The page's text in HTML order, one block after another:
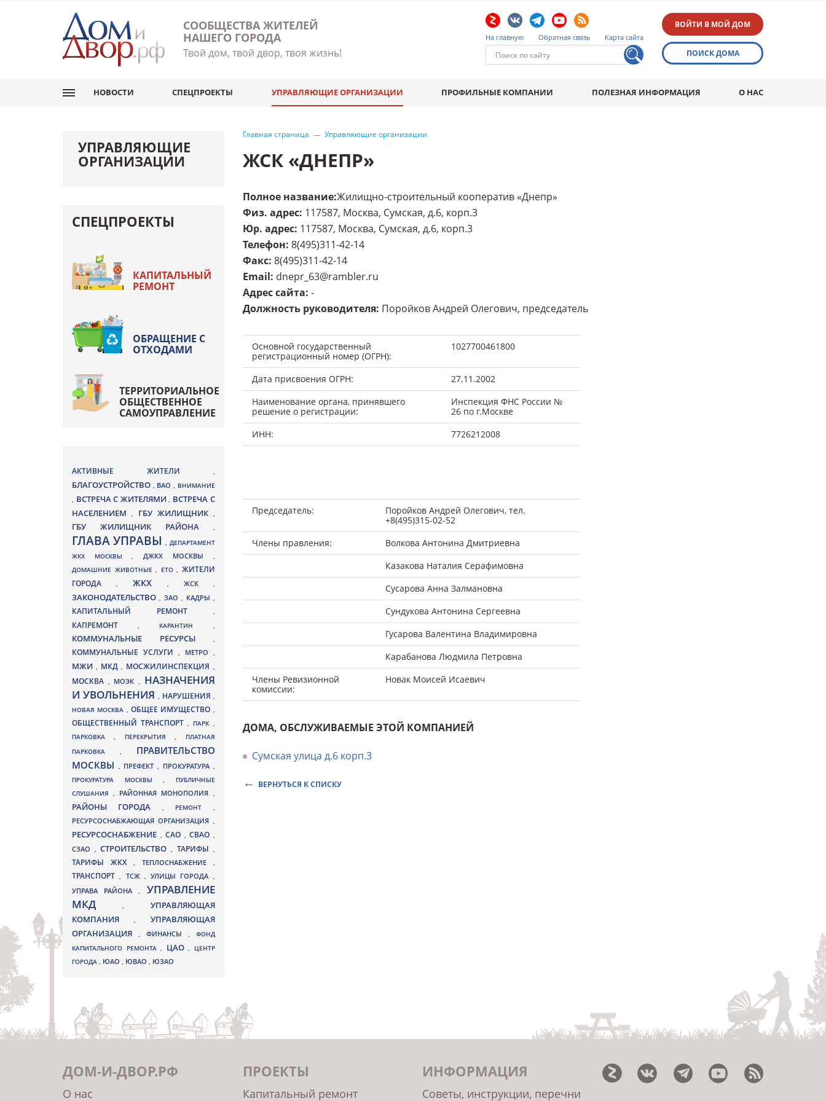
СООБЩЕСТВА ЖИТЕЛЕЙ
НАШЕГО ГОРОДА
Твой дом, твой двор, твоя жизнь!
На главную Обратная связь Карта сайта
ВОЙТИ В МОЙ ДОМ
ПОИСК ДОМА
НОВОСТИ СПЕЦПРОЕКТЫ УПРАВЛЯЮЩИЕ ОРГАНИЗАЦИИ ПРОФИЛЬНЫЕ КОМПАНИИ ПОЛЕЗНАЯ ИНФОРМАЦИЯ О НАС
Главная страница Управляющие организации
ЖСК «ДНЕПР»
Полное название:Жилищно-строительный кооператив «Днепр»
Физ. адрес: 117587, Москва, Сумская, д.6, корп.3
Юр. адрес: 117587, Москва, Сумская, д.6, корп.3
Телефон: 8(495)311-42-14
Факс: 8(495)311-42-14
Email: dnepr_63@rambler.ru
Адрес сайта: -
Должность руководителя: Поройков Андрей Олегович, председатель
Основной государственный
регистрационный номер (ОГРН):
1027700461800
Дата присвоения ОГРН:
27.11.2002
Наименование органа, принявшего
решение о регистрации:
Инспекция ФНС России №
26 по г.Москве
ИНН:
7726212008
Председатель:
Поройков Андрей Олегович, тел.
+8(495)315-02-52
Члены правления:
Волкова Антонина Дмитриевна
Казакова Наталия Серафимовна
Сусарова Анна Залмановна
Сундукова Антонина Сергеевна
Гусарова Валентина Владимировна
Карабанова Людмила Петровна
Члены Ревизионной
комиссии:
Новак Моисей Исаевич
ДОМА, ОБСЛУЖИВАЕМЫЕ ЭТОЙ КОМПАНИЕЙ
Сумская улица д.6 корп.3
ВЕРНУТЬСЯ К СПИСКУ
УПРАВЛЯЮЩИЕ
ОРГАНИЗАЦИИ
СПЕЦПРОЕКТЫ
КАПИТАЛЬНЫЙ
РЕМОНТ
ОБРАЩЕНИЕ С
ОТХОДАМИ
ТЕРРИТОРИАЛЬНОЕ
ОБЩЕСТВЕННОЕ
САМОУПРАВЛЕНИЕ
АКТИВНЫЕ ЖИТЕЛИ ,
БЛАГОУСТРОЙСТВО , ВАО , ВНИМАНИЕ
, ВСТРЕЧА С ЖИТЕЛЯМИ, ВСТРЕЧА С
НАСЕЛЕНИЕМ
, ГБУ ЖИЛИЩНИК ,
ГБУ ЖИЛИЩНИК РАЙОНА ,
ГЛАВА УПРАВЫ, ДЕПАРТАМЕНТ
ЖКХ МОСКВЫ,ДЖКХ МОСКВЫ ,
ДОМАШНИЕ ЖИВОТНЫЕ , ЕТО , ЖИТЕЛИ
ГОРОДА
, ЖКХ , ЖСК ,
ЗАКОНОДАТЕЛЬСТВО , ЗАО , КАДРЫ ,
КАПИТАЛЬНЫЙ РЕМОНТ ,
КАПРЕМОНТ , КАРАНТИН ,
КОММУНАЛЬНЫЕ РЕСУРСЫ ,
КОММУНАЛЬНЫЕ УСЛУГИ , МЕТРО ,
МЖИ, МКД , МОСЖИЛИНСПЕКЦИЯ ,
МОСКВА , МОЭК ,
НАЗНАЧЕНИЯ
И УВОЛЬНЕНИЯ , НАРУШЕНИЯ ,
НОВАЯ МОСКВА , ОБЩЕЕ ИМУЩЕСТВО ,
ОБЩЕСТВЕННЫЙ ТРАНСПОРТ, ПАРК ,
ПАРКОВКА, ПЕРЕКРЫТИЯ,
ПЛАТНАЯ
ПАРКОВКА ,
ПРАВИТЕЛЬСТВО
МОСКВЫ , ПРЕФЕКТ, ПРОКУРАТУРА ,
ПРОКУРАТУРА МОСКВЫ ,
ПУБЛИЧНЫЕ
СЛУШАНИЯ, РАЙОННАЯ МОНОПОЛИЯ ,
РАЙОНЫ ГОРОДА , РЕМОНТ ,
РЕСУРСОСНАБЖАЮЩАЯ ОРГАНИЗАЦИЯ ,
РЕСУРСОСНАБЖЕНИЕ , САО , СВАО ,
СЗАО ,СТРОИТЕЛЬСТВО, ТАРИФЫ ,
ТАРИФЫ ЖКХ , ТЕПЛОСНАБЖЕНИЕ ,
ТРАНСПОРТ, ТСЖ , УЛИЦЫ ГОРОДА ,
УПРАВА РАЙОНА, УПРАВЛЕНИЕ
МКД, УПРАВЛЯЮЩАЯ
КОМПАНИЯ
, УПРАВЛЯЮЩАЯ
ОРГАНИЗАЦИЯ
, ФИНАНСЫ , ФОНД
КАПИТАЛЬНОГО РЕМОНТА , ЦАО ,
ЦЕНТР
ГОРОДА , ЮАО , ЮВАО , ЮЗАО
ДОМ-И-ДВОР.РФ
О нас
ПРОЕКТЫ
Капитальный ремонт
ИНФОРМАЦИЯ
Советы, инструкции, перечни